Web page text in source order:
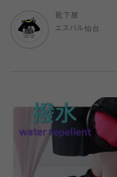
靴下屋
エスパル仙台